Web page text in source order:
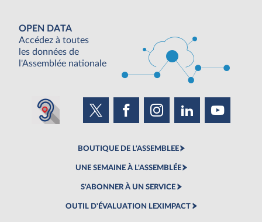
OPEN DATA
Accédez à toutes
les données de
l'Assemblée nationale
BOUTIQUE DE L'ASSEMBLEE
UNE SEMAINE À L'ASSEMBLÉE
S'ABONNER À UN SERVICE
OUTIL D'ÉVALUATION LEXIMPACT